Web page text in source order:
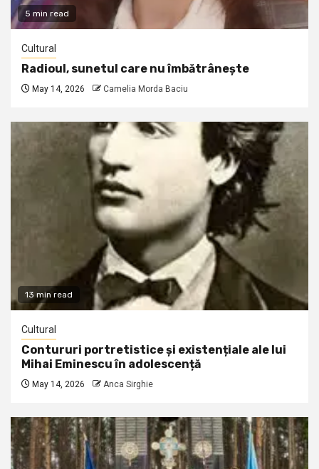
5 min read
Cultural
Radioul, sunetul care nu îmbătrânește
May 14, 2026 Camelia Morda Baciu
13 min read
Cultural
Contururi portretistice și existențiale ale lui
Mihai Eminescu în adolescență
May 14, 2026 Anca Sirghie